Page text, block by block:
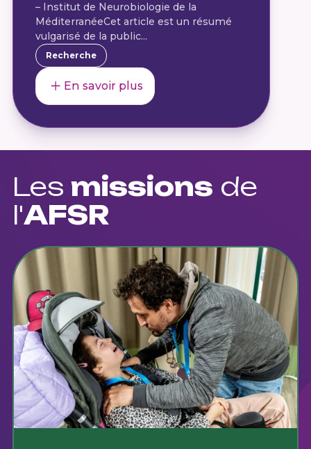
– Institut de Neurobiologie de la
MéditerranéeCet article est un résumé
vulgarisé de la public...
Recherche
En savoir plus
Les missions de
l'AFSR